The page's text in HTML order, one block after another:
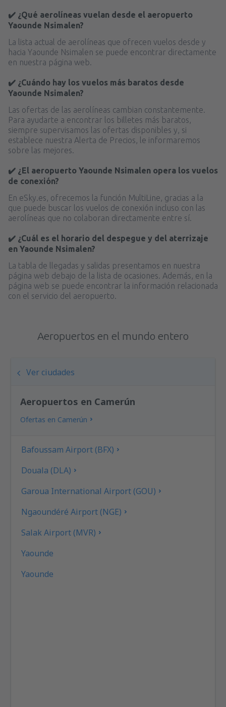
✔️ ¿Qué aerolíneas vuelan desde el aeropuerto
Yaounde Nsimalen?
La lista actual de aerolíneas que ofrecen vuelos desde y
hacia Yaounde Nsimalen se puede encontrar directamente
en nuestra página web.
✔️ ¿Cuándo hay los vuelos más baratos desde
Yaounde Nsimalen?
Las ofertas de las aerolíneas cambian constantemente.
Para ayudarte a encontrar los billetes más baratos,
siempre supervisamos las ofertas disponibles y, si
establece nuestra Alerta de Precios, le informaremos
sobre las mejores.
✔️ ¿El aeropuerto Yaounde Nsimalen opera los vuelos
de conexión?
En eSky.es, ofrecemos la función MultiLine, gracias a la
que puede buscar los vuelos de conexión incluso con las
aerolíneas que no colaboran directamente entre sí.
✔️ ¿Cuál es el horario del despegue y del aterrizaje
en Yaounde Nsimalen?
La tabla de llegadas y salidas presentamos en nuestra
página web debajo de la lista de ocasiones. Además, en la
página web se puede encontrar la información relacionada
con el servicio del aeropuerto.
Aeropuertos en el mundo entero
Ver ciudades
Aeropuertos en Camerún
Ofertas en Camerún
Bafoussam Airport (BFX)
Douala (DLA)
Garoua International Airport (GOU)
Ngaoundéré Airport (NGE)
Salak Airport (MVR)
Yaounde
Yaounde